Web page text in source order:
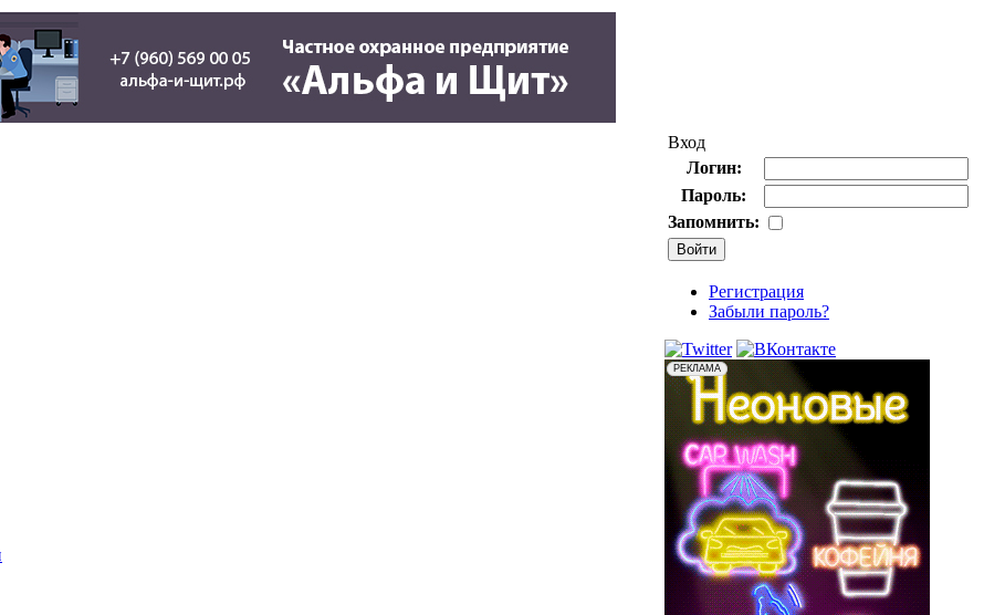
Вход
Логин:
Пароль:
Запомнить:
Регистрация
Забыли пароль?